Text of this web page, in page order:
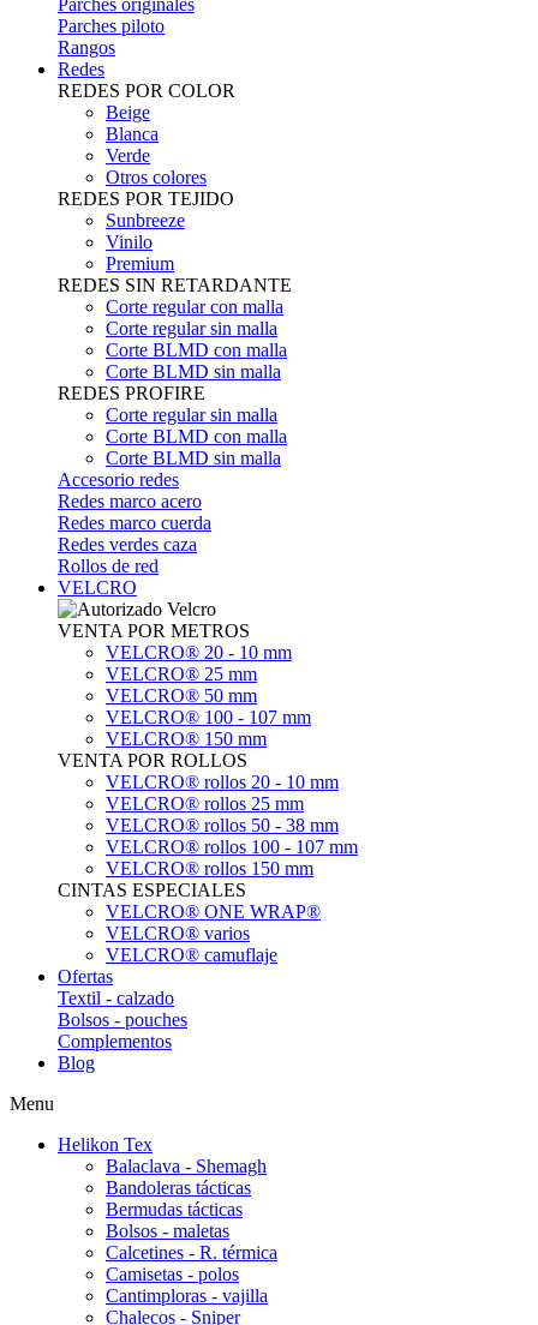
Parches originales
Parches piloto
Rangos
Redes
REDES POR COLOR
Beige
Blanca
Verde
Otros colores
REDES POR TEJIDO
Sunbreeze
Vinilo
Premium
REDES SIN RETARDANTE
Corte regular con malla
Corte regular sin malla
Corte BLMD con malla
Corte BLMD sin malla
REDES PROFIRE
Corte regular sin malla
Corte BLMD con malla
Corte BLMD sin malla
Accesorio redes
Redes marco acero
Redes marco cuerda
Redes verdes caza
Rollos de red
VELCRO
VENTA POR METROS
VELCRO® 20 - 10 mm
VELCRO® 25 mm
VELCRO® 50 mm
VELCRO® 100 - 107 mm
VELCRO® 150 mm
VENTA POR ROLLOS
VELCRO® rollos 20 - 10 mm
VELCRO® rollos 25 mm
VELCRO® rollos 50 - 38 mm
VELCRO® rollos 100 - 107 mm
VELCRO® rollos 150 mm
CINTAS ESPECIALES
VELCRO® ONE WRAP®
VELCRO® varios
VELCRO® camuflaje
Ofertas
Textil - calzado
Bolsos - pouches
Complementos
Blog
Menu
Helikon Tex
Balaclava - Shemagh
Bandoleras tácticas
Bermudas tácticas
Bolsos - maletas
Calcetines - R. térmica
Camisetas - polos
Cantimploras - vajilla
Chalecos - Sniper